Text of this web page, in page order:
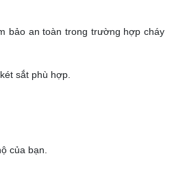
bảo an toàn trong trường hợp cháy
sắt phù hợp.
của bạn.